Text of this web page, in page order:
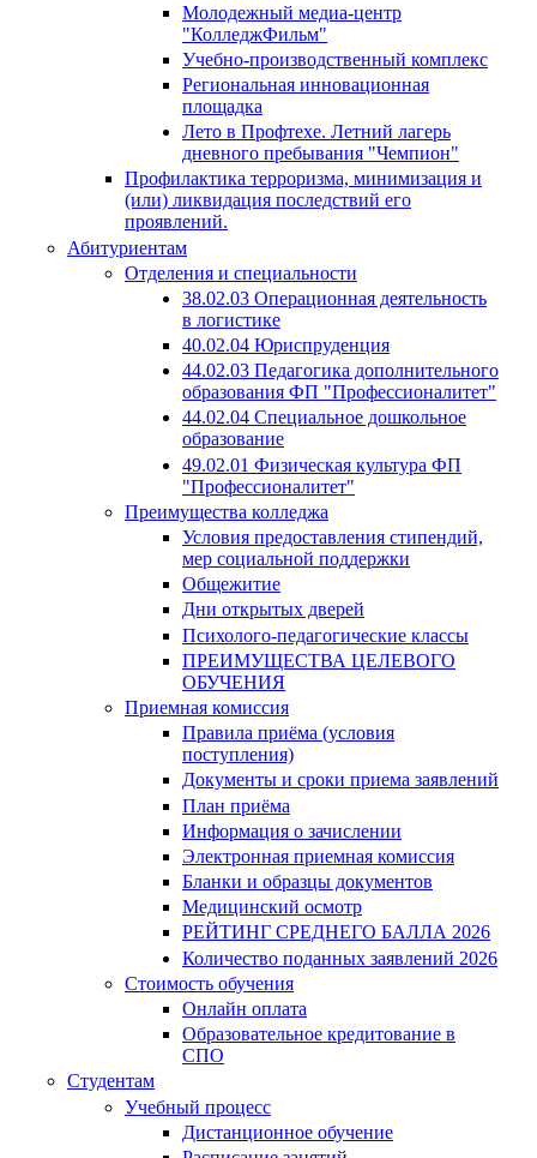
Молодежный медиа-центр
"КолледжФильм"
Учебно-производственный комплекс
Региональная инновационная
площадка
Лето в Профтехе. Летний лагерь
дневного пребывания "Чемпион"
Профилактика терроризма, минимизация и
(или) ликвидация последствий его
проявлений.
Абитуриентам
Отделения и специальности
38.02.03 Операционная деятельность
в логистике
40.02.04 Юриспруденция
44.02.03 Педагогика дополнительного
образования ФП "Профессионалитет"
44.02.04 Специальное дошкольное
образование
49.02.01 Физическая культура ФП
"Профессионалитет"
Преимущества колледжа
Условия предоставления стипендий,
мер социальной поддержки
Общежитие
Дни открытых дверей
Психолого-педагогические классы
ПРЕИМУЩЕСТВА ЦЕЛЕВОГО
ОБУЧЕНИЯ
Приемная комиссия
Правила приёма (условия
поступления)
Документы и сроки приема заявлений
План приёма
Информация о зачислении
Электронная приемная комиссия
Бланки и образцы документов
Медицинский осмотр
РЕЙТИНГ СРЕДНЕГО БАЛЛА 2026
Количество поданных заявлений 2026
Стоимость обучения
Онлайн оплата
Образовательное кредитование в
СПО
Студентам
Учебный процесс
Дистанционное обучение